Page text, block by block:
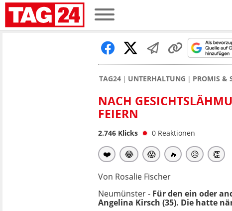
TAG24 UNTERHALTUNG PROMIS &
NACH
FEIERN
2.746 Klicks 0 Reaktionen
❤️ 😂 😱 🔥 😥 👏
Von Rosalie Fischer
Neumünster - Für den ein oder
Angelina Kirsch (35). Die hatte